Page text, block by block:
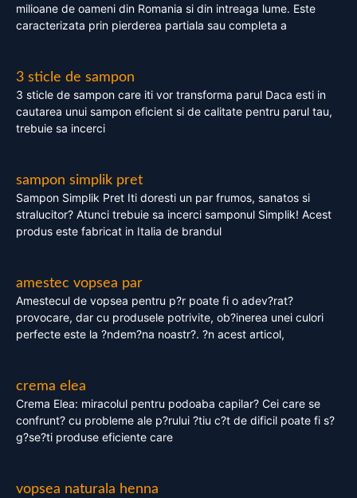
milioane de oameni din Romania si din intreaga lume. Este
caracterizata prin pierderea partiala sau completa a
3 sticle de sampon
3 sticle de sampon care iti vor transforma parul Daca esti in
cautarea unui sampon eficient si de calitate pentru parul tau,
trebuie sa incerci
sampon simplik pret
Sampon Simplik Pret Iti doresti un par frumos, sanatos si
stralucitor? Atunci trebuie sa incerci samponul Simplik! Acest
produs este fabricat in Italia de brandul
amestec vopsea par
Amestecul de vopsea pentru p?r poate fi o adev?rat?
provocare, dar cu produsele potrivite, ob?inerea unei culori
perfecte este la ?ndem?na noastr?. ?n acest articol,
crema elea
Crema Elea: miracolul pentru podoaba capilar? Cei care se
confrunt? cu probleme ale p?rului ?tiu c?t de dificil poate fi s?
g?se?ti produse eficiente care
vopsea naturala henna